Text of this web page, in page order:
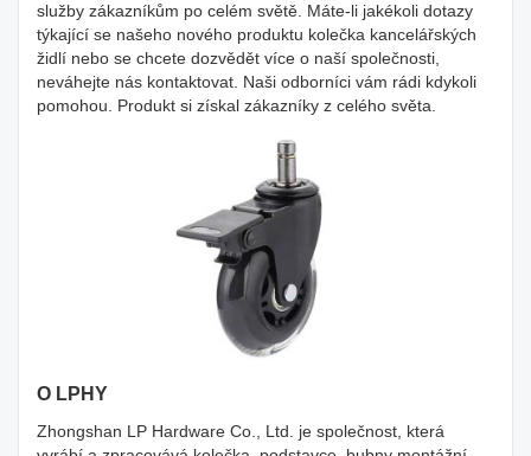
služby zákazníkům po celém světě. Máte-li jakékoli dotazy
týkající se našeho nového produktu kolečka kancelářských
židlí nebo se chcete dozvědět více o naší společnosti,
neváhejte nás kontaktovat. Naši odborníci vám rádi kdykoli
pomohou. Produkt si získal zákazníky z celého světa.
O LPHY
Zhongshan LP Hardware Co., Ltd. je společnost, která